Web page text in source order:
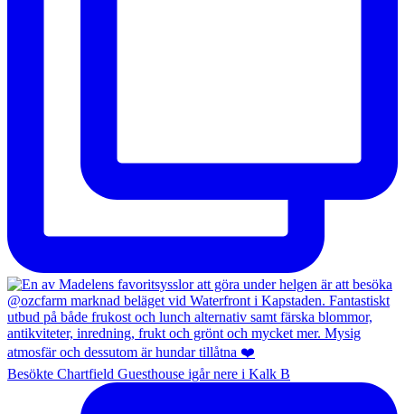
Besökte Chartfield Guesthouse igår nere i Kalk B